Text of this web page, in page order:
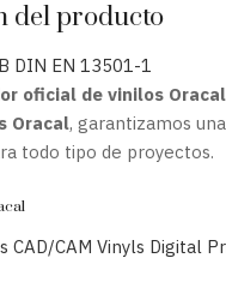
del producto
DIN EN 13501-1
oficial de vinilos Oracal
Oracal, garantizamos
todo tipo de proyectos.
CAM Vinyls Digital